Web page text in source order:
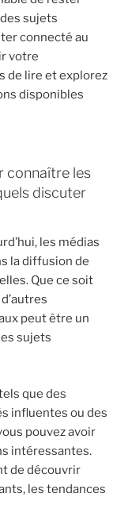
sujets
connecté au
votre
de lire et explorez
disponibles
connaître les
discuter
les médias
la diffusion de
Que ce soit
peut être un
sujets
que des
influentes ou des
pouvez avoir
intéressantes.
de découvrir
les tendances